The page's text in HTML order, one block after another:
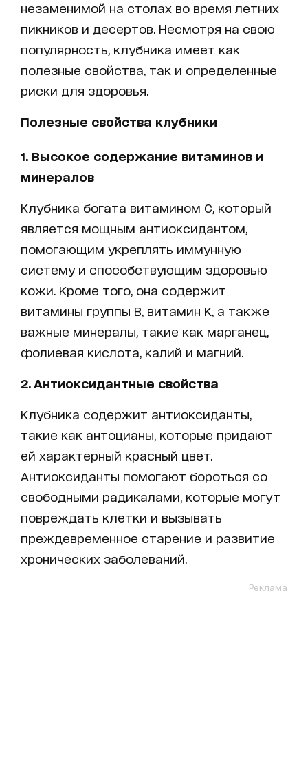
незаменимой на столах во время летних
пикников и десертов. Несмотря на свою
популярность, клубника имеет как
полезные свойства, так и определенные
риски для здоровья.
Полезные свойства клубники
1. Высокое содержание витаминов и
минералов
Клубника богата витамином С, который
является мощным антиоксидантом,
помогающим укреплять иммунную
систему и способствующим здоровью
кожи. Кроме того, она содержит
витамины группы В, витамин К, а также
важные минералы, такие как марганец,
фолиевая кислота, калий и магний.
2. Антиоксидантные свойства
Клубника содержит антиоксиданты,
такие как антоцианы, которые придают
ей характерный красный цвет.
Антиоксиданты помогают бороться со
свободными радикалами, которые могут
повреждать клетки и вызывать
преждевременное старение и развитие
хронических заболеваний.
Реклама